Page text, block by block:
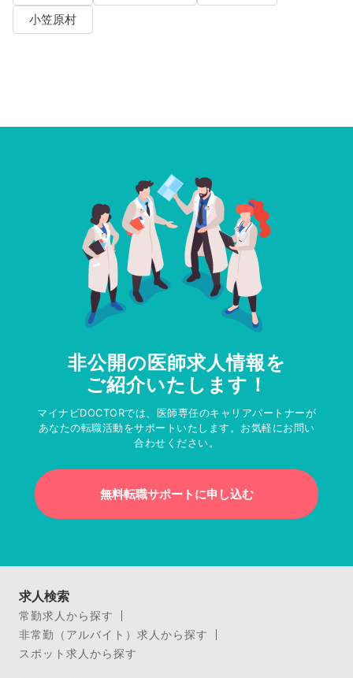
小笠原村
非公開の医師求人情報を
ご紹介いたします！
マイナビDOCTORでは、医師専任のキャリアパートナーが
あなたの転職活動をサポートいたします。お気軽にお問い
合わせください。
無料転職サポートに申し込む
求人検索
常勤求人から探す
非常勤（アルバイト）求人から探す
スポット求人から探す